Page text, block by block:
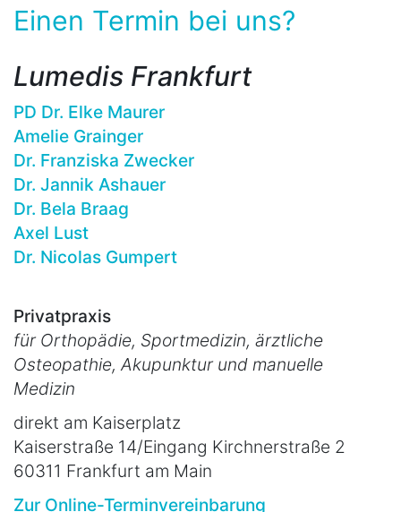
Einen Termin bei uns?
Lumedis Frankfurt
PD Dr. Elke Maurer
Amelie Grainger
Dr. Franziska Zwecker
Dr. Jannik Ashauer
Dr. Bela Braag
Axel Lust
Dr. Nicolas Gumpert
Privatpraxis
für Orthopädie, Sportmedizin, ärztliche
Osteopathie, Akupunktur und manuelle
Medizin
direkt am Kaiserplatz
Kaiserstraße 14/Eingang Kirchnerstraße 2
60311 Frankfurt am Main
Zur Online-Terminvereinbarung